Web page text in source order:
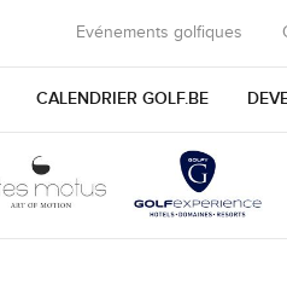
Evénements golfiques
CALENDRIER GOLF.BE